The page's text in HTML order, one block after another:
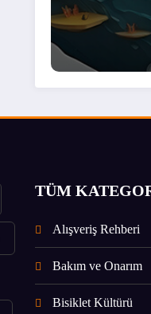
TÜM
Alışveriş Rehberi
Bakım ve Onarım
Bisiklet Kültürü